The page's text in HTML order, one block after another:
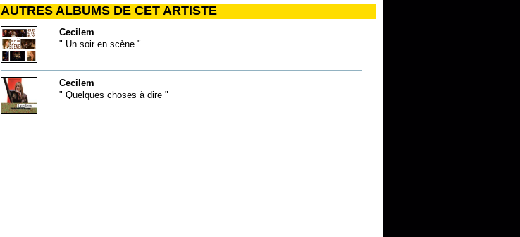
AUTRES ALBUMS DE CET ARTISTE
Cecilem
" Un soir en scène "
Cecilem
" Quelques choses à dire "